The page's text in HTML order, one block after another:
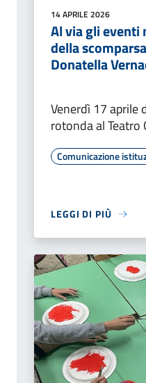
14 APRILE 2026
Al via gli
della
Donatella
Venerdì 17 aprile
rotonda al Teatro
Comunicazione
LEGGI DI PIÙ